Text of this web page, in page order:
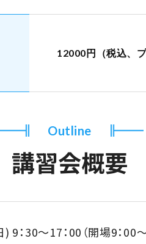
12000円（税込、
Outline
講習会概要
) 9：30～17：00（開場9：00～